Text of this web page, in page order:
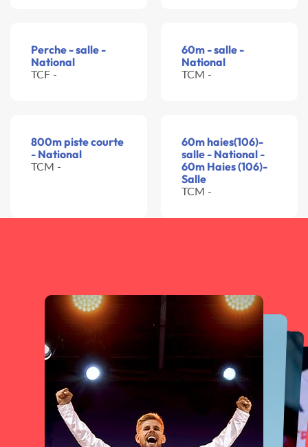
Perche - salle -
National
TCF -
60m - salle -
National
TCM -
800m piste courte
- National
TCM -
60m haies(106)-
salle - National -
60m Haies (106)-
Salle
TCM -